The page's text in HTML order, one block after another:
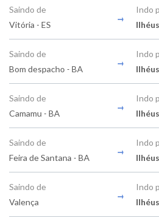
Saindo de
Vitória - ES
Indo
Saindo de
Bom despacho - BA
Indo
Saindo de
Camamu - BA
Indo
Saindo de
Feira de Santana - BA
Indo
Saindo de
Valença
Indo